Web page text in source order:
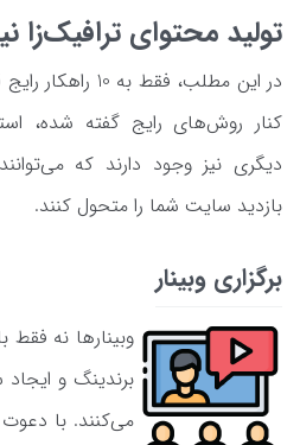
تولید محتوای ترافیک‌زا
در این مطلب، فقط
کنار روش‌های رایج گفته شده،
دیگری نیز وجود دارند که
بازدید سایت شما را متحول کنند.
برگزاری وبینار
وبینارها نه‌ فقط
برندینگ و
می‌کنند. با